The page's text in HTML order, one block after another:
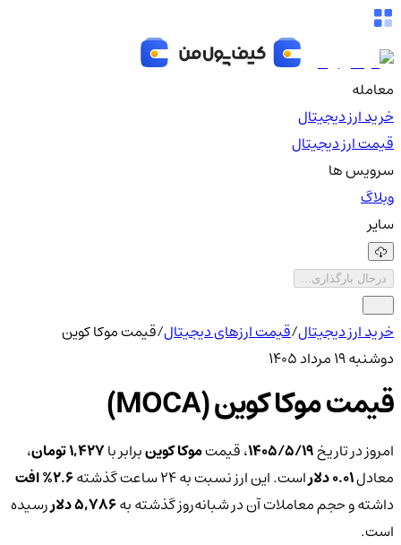
معامله
خرید ارز دیجیتال
قیمت ارز دیجیتال
سرویس ها
وبلاگ
سایر
درحال بارگذاری...
خرید ارز دیجیتال/قیمت ارزهای دیجیتال/قیمت موکا کوین
دوشنبه ۱۹ مرداد ۱۴۰۵
قیمت موکا کوین (MOCA)
امروز در تاریخ۱۴۰۵/۵/۱۹، قیمتموکا کوینبرابر با1,427 تومان
،
معادل0.01 دلار است. این ارز نسبت به ۲۴ ساعت گذشته 2.6% افت
داشته و حجم معاملات آن در شبانه‌روز گذشته به5,786 دلار
رسیده
است.